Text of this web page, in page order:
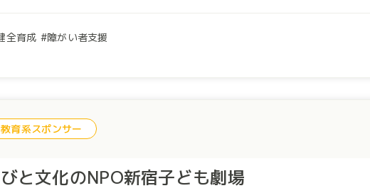
ョップ・ファシリテータ育成講座を開始（月1回）。未就学児からシニア世代
全育成 障がい者支援
教育系スポンサー
と文化のNPO新宿子ども劇場